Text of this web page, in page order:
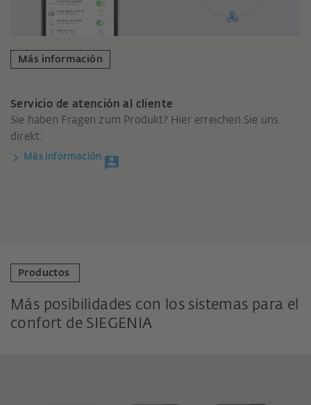
Más información
Servicio de atención al cliente
Sie haben Fragen zum Produkt? Hier erreichen Sie uns
direkt:
Más información
Productos
Más posibilidades con los sistemas para el
confort de SIEGENIA